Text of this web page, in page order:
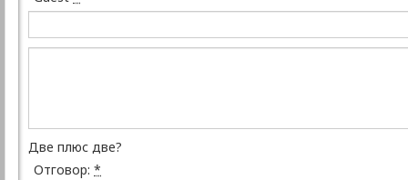
Две плюс две?
Отговор: *